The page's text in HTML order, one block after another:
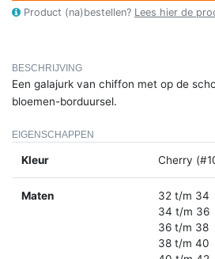
Product (na)bestellen? Lees hier de
BESCHRIJVING
Een galajurk van chiffon met op de
bloemen-borduursel.
EIGENSCHAPPEN
Kleur Cherry
Maten
32 t/m 34
34 t/m 36
36 t/m 38
38 t/m 40